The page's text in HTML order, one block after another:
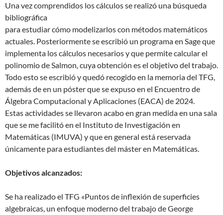
Una vez comprendidos los cálculos se realizó una búsqueda
bibliográfica
para estudiar cómo modelizarlos con métodos matemáticos
actuales. Posteriormente se escribió un programa en Sage que
implementa los cálculos necesarios y que permite calcular el
polinomio de Salmon, cuya obtención es el objetivo del trabajo.
Todo esto se escribió y quedó recogido en la memoria del TFG,
además de en un póster que se expuso en el Encuentro de
Álgebra Computacional y Aplicaciones (EACA) de 2024.
Estas actividades se llevaron acabo en gran medida en una sala
que se me facilitó en el Instituto de Investigación en
Matemáticas (IMUVA) y que en general está reservada
únicamente para estudiantes del máster en Matemáticas.
Objetivos alcanzados:
Se ha realizado el TFG «Puntos de inflexión de superficies
algebraicas, un enfoque moderno del trabajo de George